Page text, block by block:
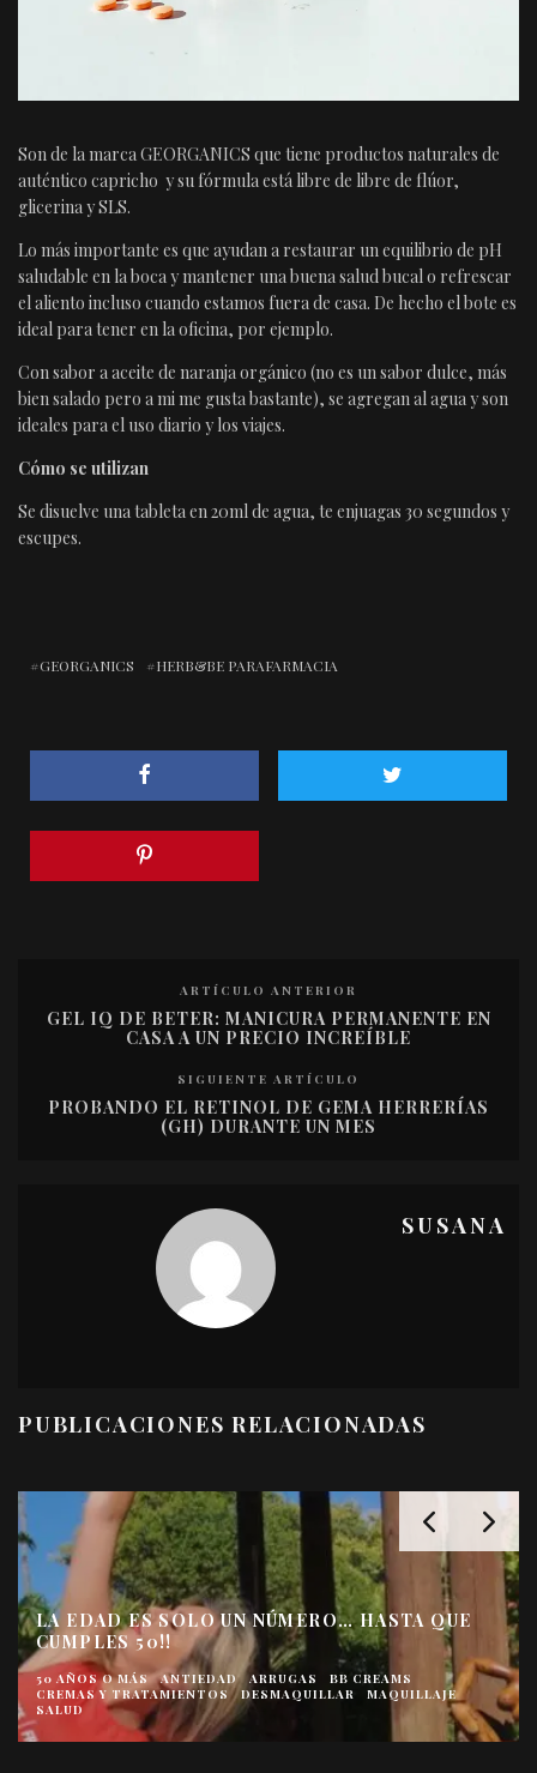
Son de la marca GEORGANICS que tiene productos naturales de
auténtico capricho y su fórmula está libre de libre de flúor,
glicerina y SLS.
Lo más importante es que ayudan a restaurar un equilibrio de pH
saludable en la boca y mantener una buena salud bucal o refrescar
el aliento incluso cuando estamos fuera de casa. De hecho el bote es
ideal para tener en la oficina, por ejemplo.
Con sabor a aceite de naranja orgánico (no es un sabor dulce, más
bien salado pero a mi me gusta bastante), se agregan al agua y son
ideales para el uso diario y los viajes.
Cómo se utilizan
Se disuelve una tableta en 20ml de agua, te enjuagas 30 segundos y
escupes.
GEORGANICS HERB&BE PARAFARMACIA
ARTÍCULO ANTERIOR
GEL IQ DE BETER: MANICURA PERMANENTE EN
CASA A UN PRECIO INCREÍBLE
SIGUIENTE ARTÍCULO
PROBANDO EL RETINOL DE GEMA HERRERÍAS
(GH) DURANTE UN MES
SUSANA
PUBLICACIONES RELACIONADAS
LA EDAD ES SOLO UN NÚMERO… HASTA QUE
CUMPLES 50!!
50 AÑOS O MÁS ANTIEDAD ARRUGAS
BB CREAMS
CREMAS Y TRATAMIENTOS
DESMAQUILLAR
MAQUILLAJE
SALUD